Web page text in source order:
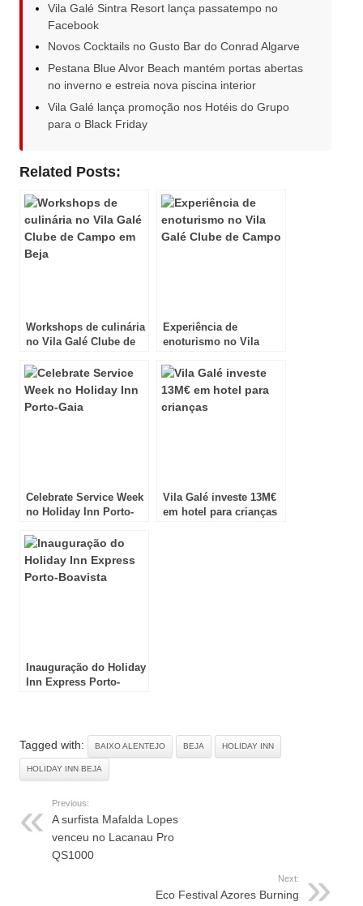
Vila Galé Sintra Resort lança passatempo no
Facebook
Novos Cocktails no Gusto Bar do Conrad Algarve
Pestana Blue Alvor Beach mantém portas abertas
no inverno e estreia nova piscina interior
Vila Galé lança promoção nos Hotéis do Grupo
para o Black Friday
Related Posts:
Workshops de culinária
no Vila Galé Clube de
Experiência de
enoturismo no Vila
Celebrate Service Week
no Holiday Inn Porto-
Vila Galé investe 13M€
em hotel para crianças
Inauguração do Holiday
Inn Express Porto-
Tagged with: BAIXO ALENTEJO BEJA HOLIDAY INN
HOLIDAY INN BEJA
Previous:
A surfista Mafalda Lopes
venceu no Lacanau Pro
QS1000
Next:
Eco Festival Azores Burning